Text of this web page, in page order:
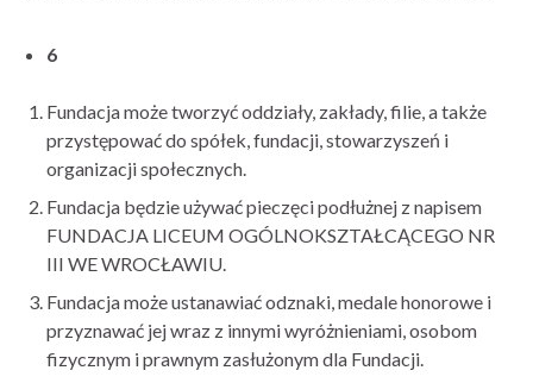
6
Fundacja może tworzyć oddziały, zakłady, filie, a także
przystępować do spółek, fundacji, stowarzyszeń i
organizacji społecznych.
Fundacja będzie używać pieczęci podłużnej z napisem
FUNDACJA LICEUM OGÓLNOKSZTAŁCĄCEGO NR
III WE WROCŁAWIU.
Fundacja może ustanawiać odznaki, medale honorowe i
przyznawać jej wraz z innymi wyróżnieniami, osobom
fizycznym i prawnym zasłużonym dla Fundacji.